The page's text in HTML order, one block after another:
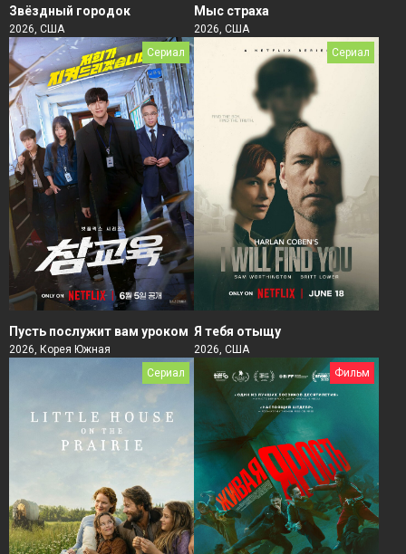
Звёздный городок
2026, США
Мыс страха
2026, США
Сериал
Пусть послужит вам уроком
2026, Корея Южная
Сериал
Я тебя отыщу
2026, США
Сериал
Фильм